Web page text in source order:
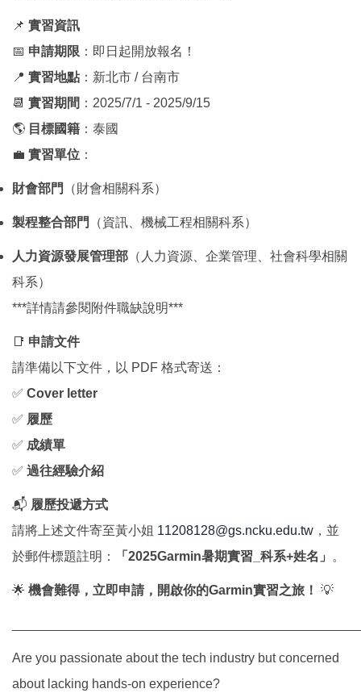
📌 實習資訊
📅 申請期限 ：即日起開放報名！
📍 實習地點 ：新北市 / 台南市
📆 實習期間 ：2025/7/1 - 2025/9/15
🌎 目標國籍 ：泰國
💼 實習單位 ：
財會部門 （財會相關科系）
製程整合部門 （資訊、機械工程相關科系）
人力資源發展管理部 （人力資源、企業管理、社會科學相關
科系）
***詳情請參閱附件職缺說明***
📑 申請文件
請準備以下文件，以 PDF 格式寄送：
✅ Cover letter
✅ 履歷
✅ 成績單
✅ 過往經驗介紹
📬 履歷投遞方式
請將上述文件寄至黃小姐 11208128@gs.ncku.edu.tw ，並
於郵件標題註明：
「2025Garmin暑期實習_科系+姓名」 。
🌟 機會難得，立即申請，開啟你的Garmin實習之旅！ 💡
Are you passionate about the tech industry but concerned
about lacking hands-on experience?